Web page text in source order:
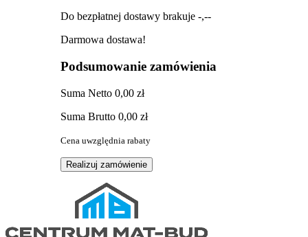
Do bezpłatnej dostawy brakuje -,--
Darmowa dostawa!
Podsumowanie zamówienia
Suma Netto 0,00 zł
Suma Brutto 0,00 zł
Cena uwzględnia rabaty
Realizuj zamówienie